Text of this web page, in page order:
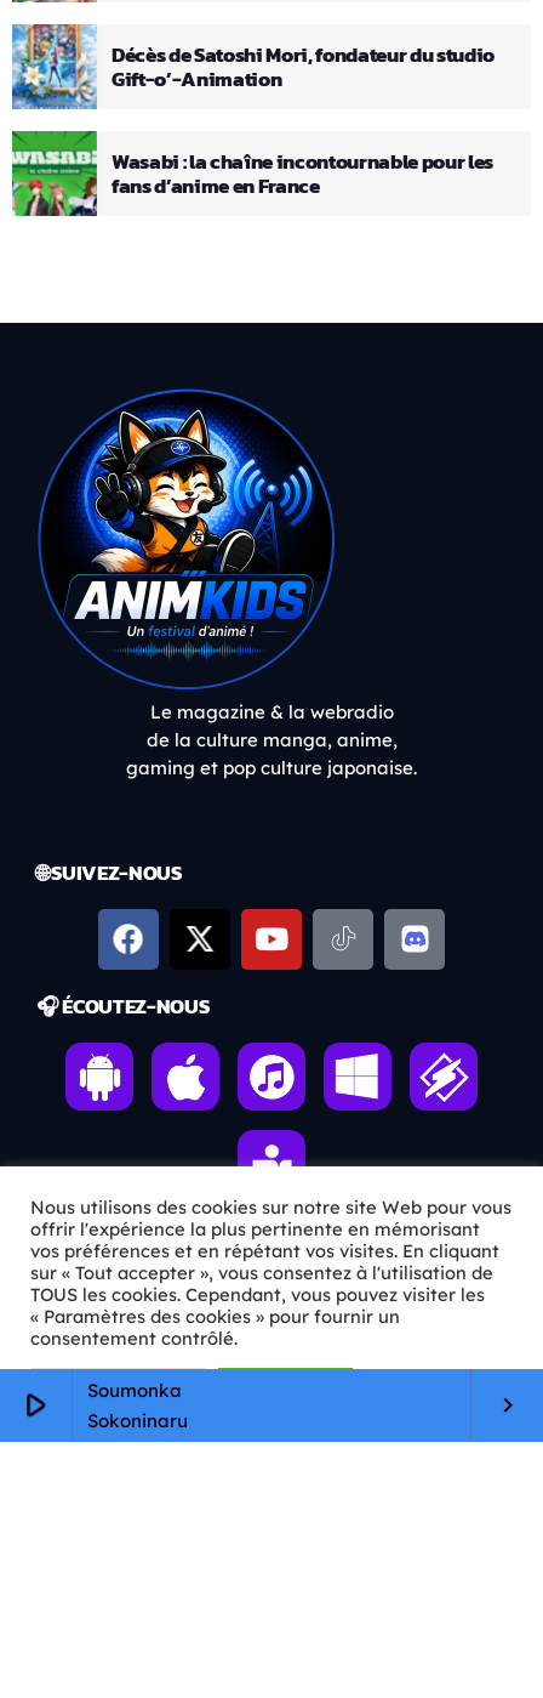
play_arrow
Soumonka
Sokoninaru
keyboard_arrow_right
Décès de Satoshi Mori, fondateur du studio
Gift-o’-Animation
Wasabi : la chaîne incontournable pour les
fans d’anime en France
Le magazine & la webradio
de la culture manga, anime,
gaming et pop culture japonaise.
🌐 SUIVEZ-NOUS
🎧 ÉCOUTEZ-NOUS
ℹ️ INFOS PRATIQUES
✉️Contact
🦊Qui sommes-nous ?
📄
Mentions légales
Nous utilisons des cookies sur notre site Web pour vous
offrir l'expérience la plus pertinente en mémorisant
vos préférences et en répétant vos visites. En cliquant
sur « Tout accepter », vous consentez à l'utilisation de
TOUS les cookies. Cependant, vous pouvez visiter les
« Paramètres des cookies » pour fournir un
consentement contrôlé.
Paramètres Cookie